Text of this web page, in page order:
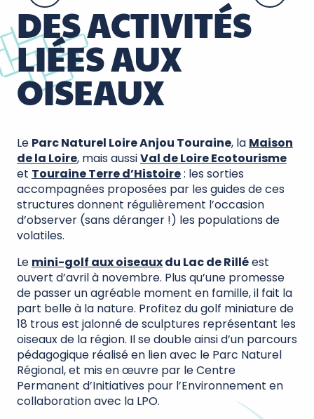
DES ACTIVITÉS
LIÉES AUX
OISEAUX
Le Parc Naturel Loire Anjou Touraine, la Maison
de la Loire, mais aussiVal de Loire Ecotourisme
et Touraine Terre d’Histoire: les sorties
accompagnées proposées par les guides de ces
structures donnent régulièrement l’occasion
d’observer (sans déranger !) les populations de
volatiles.
Le mini-golf aux oiseauxdu Lac de Rilléest
ouvert d’avril à novembre. Plus qu’une promesse
de passer un agréable moment en famille, il fait la
part belle à la nature. Profitez du golf miniature de
18 trous est jalonné de sculptures représentant les
oiseaux de la région. Il se double ainsi d’un parcours
pédagogique réalisé en lien avec le Parc Naturel
Régional, et mis en œuvre par le Centre
Permanent d’Initiatives pour l’Environnement en
collaboration avec la LPO.